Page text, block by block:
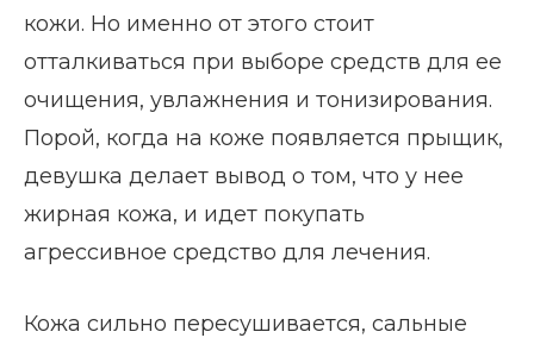
кожи. Но именно от этого стоит
отталкиваться при выборе средств для ее
очищения, увлажнения и тонизирования.
Порой, когда на коже появляется прыщик,
девушка делает вывод о том, что у нее
жирная кожа, и идет покупать
агрессивное средство для лечения.
Кожа сильно пересушивается, сальные